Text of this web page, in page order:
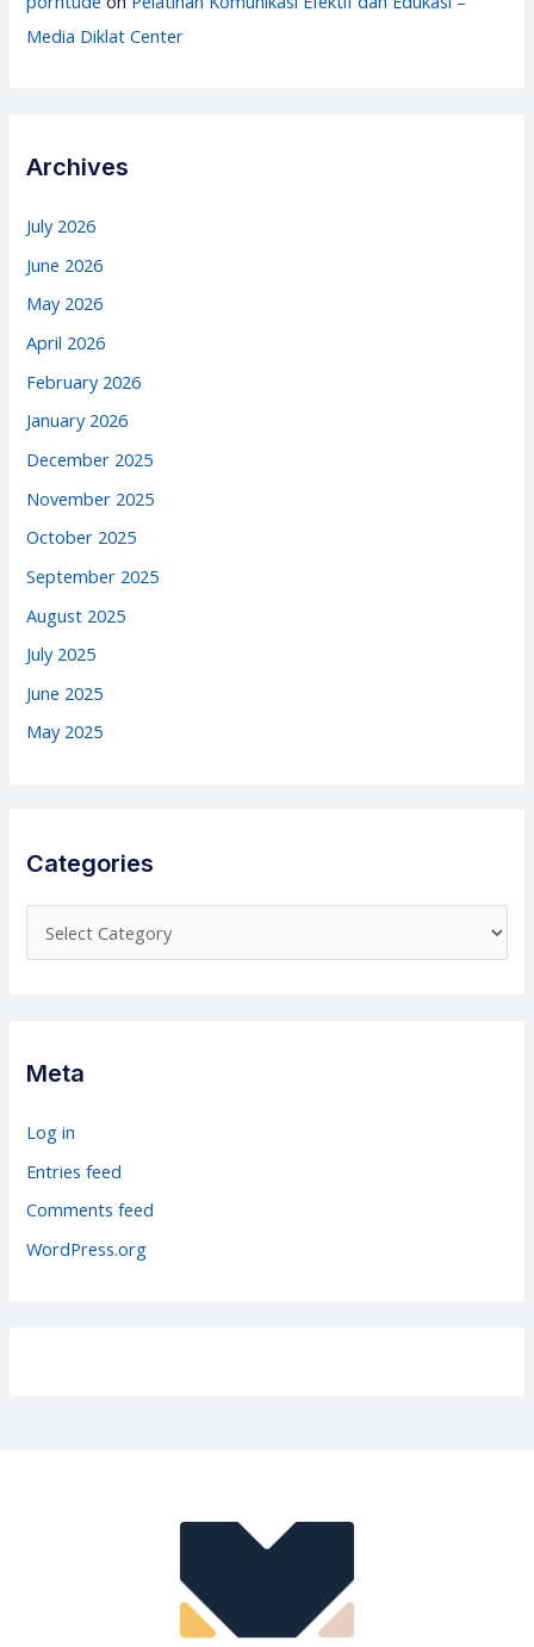
Media Diklat Center
Archives
July 2026
June 2026
May 2026
April 2026
February 2026
January 2026
December 2025
November 2025
October 2025
September 2025
August 2025
July 2025
June 2025
May 2025
Categories
a
r
i
Meta
Log in
Entries feed
Comments feed
WordPress.org